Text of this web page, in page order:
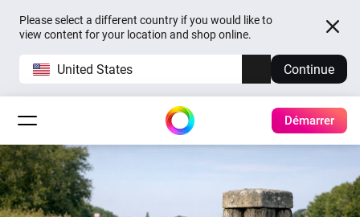
Please select a different country if you would like to
view content for your location and shop online.
United States Continue
Démarrer